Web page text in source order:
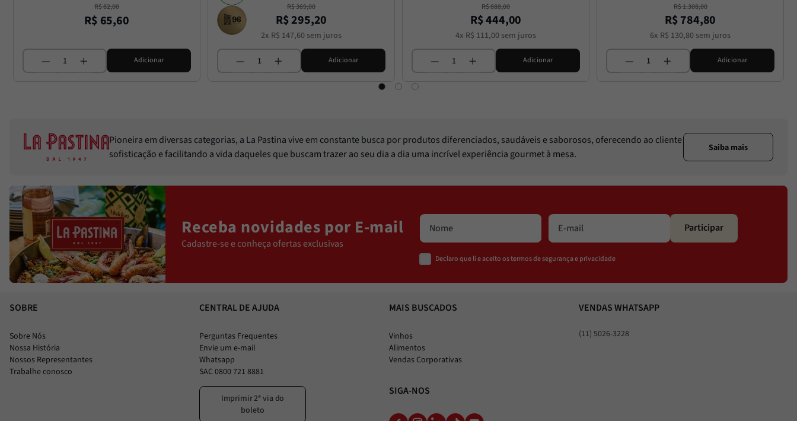
R$82,00
R$ 65,60
Adicionar
R$369,00
R$295,20
2x R$ 147,60 sem juros
Adicionar
R$888,00
R$444,00
4x R$ 111,00 sem juros
Adicionar
R$1.308,00
R$784,80
6x R$ 130,80 sem juros
Adicionar
Pioneira em diversas categorias, a La Pastina vive em constante busca por produtos diferenciados, saudáveis e saborosos, oferecendo ao cliente
sofisticação e facilitando a vida daqueles que buscam trazer ao seu dia a dia uma incrível experiência gourmet à mesa.
Saiba mais
Receba novidades por E-mail
Cadastre-se e conheça ofertas exclusivas
Declaro que li e aceito os termos de segurança e privacidade
Participar
SOBRE
Sobre Nós
Nossa História
Nossos Representantes
Trabalhe conosco
CENTRAL DE AJUDA
Perguntas Frequentes
Envie um e-mail
Whatsapp
SAC 0800 721 8881
Imprimir 2ª via do
boleto
MAIS BUSCADOS
Vinhos
Alimentos
Vendas Corporativas
SIGA-NOS
VENDAS WHATSAPP
(11) 5026-3228